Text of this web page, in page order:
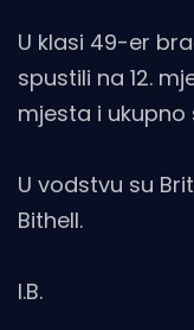
U klasi 49-er
spustili na 12.
mjesta i ukupno
U vodstvu su
Bithell.
I.B.